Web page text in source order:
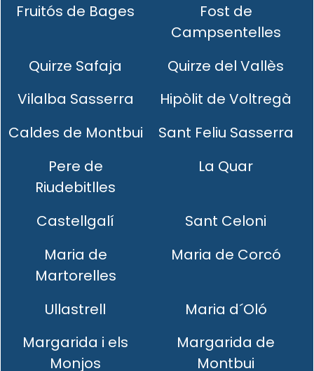
Fruitós de Bages
Fost de
Campsentelles
Quirze Safaja
Quirze del Vallès
Vilalba Sasserra
Hipòlit de Voltregà
Caldes de Montbui
Sant Feliu Sasserra
Pere de
Riudebitlles
La Quar
Castellgalí
Sant Celoni
Maria de
Martorelles
Maria de Corcó
Ullastrell
Maria d´Oló
Margarida i els
Monjos
Margarida de
Montbui